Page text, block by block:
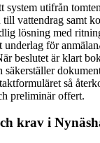
system utifrån
vattendrag samt
lösning med
för
beslutet är klart
säkerställer
så
preliminär offert.
krav i